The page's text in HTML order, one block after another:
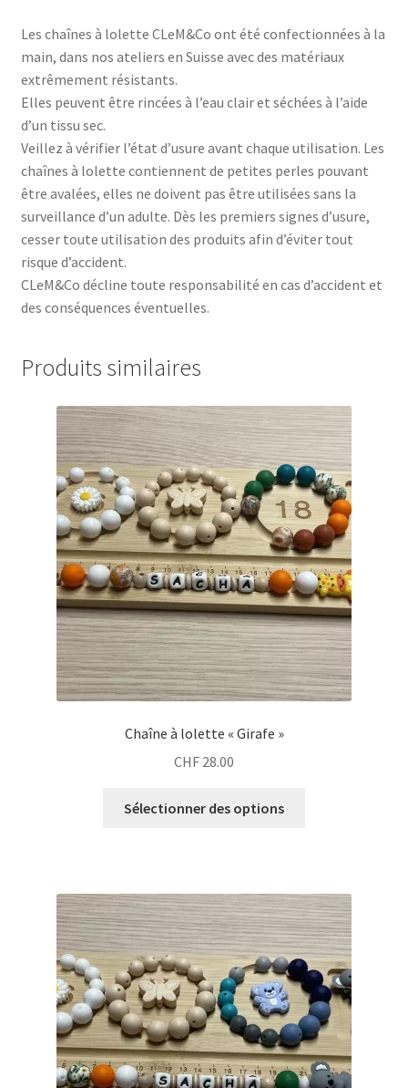
Les chaînes à lolette CLeM&Co ont été confectionnées à la
main, dans nos ateliers en Suisse avec des matériaux
extrêmement résistants.
Elles peuvent être rincées à l’eau clair et séchées à l’aide
d’un tissu sec.
Veillez à vérifier l’état d’usure avant chaque utilisation. Les
chaînes à lolette contiennent de petites perles pouvant
être avalées, elles ne doivent pas être utilisées sans la
surveillance d’un adulte. Dès les premiers signes d’usure,
cesser toute utilisation des produits afin d’éviter tout
risque d’accident.
CLeM&Co décline toute responsabilité en cas d’accident et
des conséquences éventuelles.
Produits similaires
Chaîne à lolette « Girafe »
CHF 28.00
Sélectionner des options